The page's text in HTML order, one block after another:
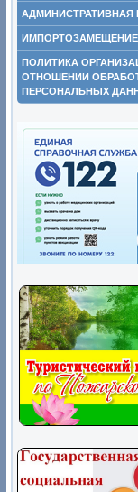
АДМИНИСТРАТИВНАЯ
ИМПОРТОЗАМЕЩЕНИЕ
ПОЛИТИКА
ОТНОШЕНИИ
ПЕРСОНАЛЬНЫХ